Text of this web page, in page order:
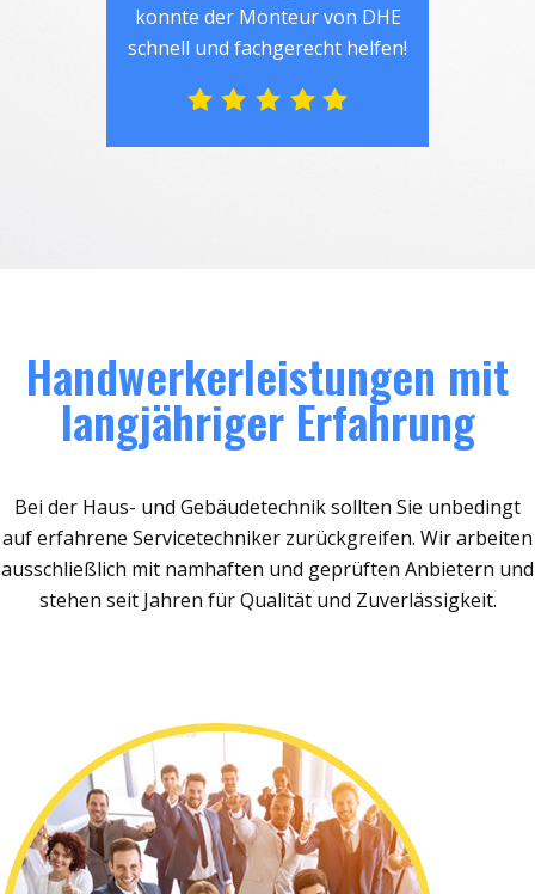
konnte der Monteur von DHE
schnell und fachgerecht helfen!
Handwerkerleistungen mit
langjähriger Erfahrung
Bei der Haus- und Gebäudetechnik sollten Sie unbedingt
auf erfahrene Servicetechniker zurückgreifen. Wir arbeiten
ausschließlich mit namhaften und geprüften Anbietern und
stehen seit Jahren für Qualität und Zuverlässigkeit.